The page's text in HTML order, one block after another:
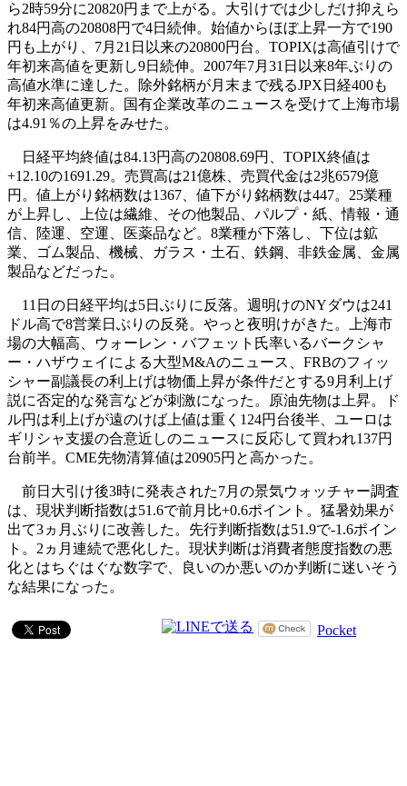
ら2時59分に20820円まで上がる。大引けでは少しだけ抑えら
れ84円高の20808円で4日続伸。始値からほぼ上昇一方で190
円も上がり、7月21日以来の20800円台。TOPIXは高値引けで
年初来高値を更新し9日続伸。2007年7月31日以来8年ぶりの
高値水準に達した。除外銘柄が月末まで残るJPX日経400も
年初来高値更新。国有企業改革のニュースを受けて上海市場
は4.91％の上昇をみせた。
日経平均終値は84.13円高の20808.69円、TOPIX終値は
+12.10の1691.29。売買高は21億株、売買代金は2兆6579億
円。値上がり銘柄数は1367、値下がり銘柄数は447。25業種
が上昇し、上位は繊維、その他製品、パルプ・紙、情報・通
信、陸運、空運、医薬品など。8業種が下落し、下位は鉱
業、ゴム製品、機械、ガラス・土石、鉄鋼、非鉄金属、金属
製品などだった。
11日の日経平均は5日ぶりに反落。週明けのNYダウは241
ドル高で8営業日ぶりの反発。やっと夜明けがきた。上海市
場の大幅高、ウォーレン・バフェット氏率いるバークシャ
ー・ハザウェイによる大型M&Aのニュース、FRBのフィッ
シャー副議長の利上げは物価上昇が条件だとする9月利上げ
説に否定的な発言などが刺激になった。原油先物は上昇。ド
ル円は利上げが遠のけば上値は重く124円台後半、ユーロは
ギリシャ支援の合意近しのニュースに反応して買われ137円
台前半。CME先物清算値は20905円と高かった。
前日大引け後3時に発表された7月の景気ウォッチャー調査
は、現状判断指数は51.6で前月比+0.6ポイント。猛暑効果が
出て3ヵ月ぶりに改善した。先行判断指数は51.9で-1.6ポイン
ト。2ヵ月連続で悪化した。現状判断は消費者態度指数の悪
化とはちぐはぐな数字で、良いのか悪いのか判断に迷いそう
な結果になった。
Pocket